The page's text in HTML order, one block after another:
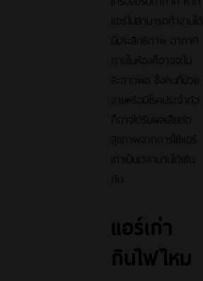
แอร์ไม่สามารถทำงานได้
มีประสิทธิภาพ อากาศ
ภายในห้องก็อาจจะไม่
สะอาดพอ ซึ่งคนที่ป่วย
ง่ายหรือมีโรคประจำตัว
ก็อาจได้รับผลเสียต่อ
สุขภาพจากการใช้แอร์
เก่าเป็นเวลานานได้เช่น
กัน
แอร์เก่า
กินไฟไหม